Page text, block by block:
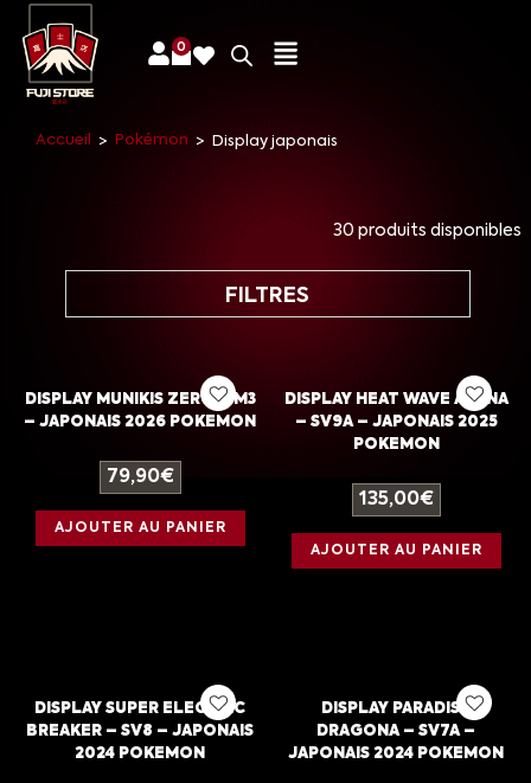
0
Accueil > Pokémon > Display japonais
30 produits disponibles
FILTRES
DISPLAY MUNIKIS ZERO – M3
– JAPONAIS 2026 POKEMON
79,90€
AJOUTER AU PANIER
DISPLAY HEAT WAVE ARENA
– SV9A – JAPONAIS 2025
POKEMON
135,00€
AJOUTER AU PANIER
DISPLAY SUPER ELECTRIC
BREAKER – SV8 – JAPONAIS
2024 POKEMON
DISPLAY PARADISE
DRAGONA – SV7A –
JAPONAIS 2024 POKEMON